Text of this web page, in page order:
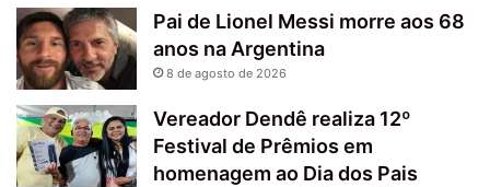
Pai de Lionel Messi morre aos 68
anos na Argentina
8 de agosto de 2026
Vereador Dendê realiza 12º
Festival de Prêmios em
homenagem ao Dia dos Pais